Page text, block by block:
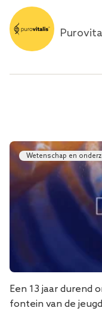
Wetenschap en
Een 13 jaar durend
fontein van de